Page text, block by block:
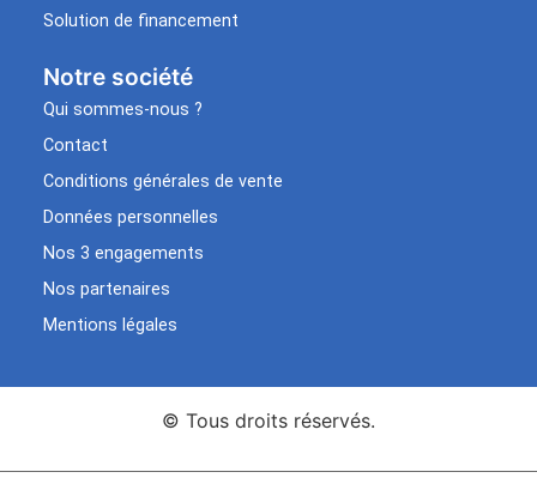
Solution de financement
Notre société
Qui sommes-nous ?
Contact
Conditions générales de vente
Données personnelles
Nos 3 engagements
Nos partenaires
Mentions légales
© Tous droits réservés.